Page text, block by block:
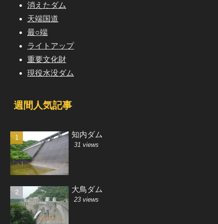
消えたダム
天端国道
最○端
ライトアップ
重要文化財
現役水没ダム
週間人気記事
知内ダム
31 views
大鳥ダム
23 views